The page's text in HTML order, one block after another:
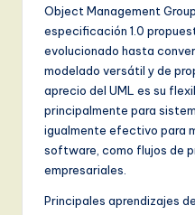
it
o
Object Management
especificación 1.0
evolucionado hasta
modelado versátil y de
aprecio del UML es su
principalmente para
igualmente efectivo para
software, como flujos de
empresariales.
Principales aprendizajes